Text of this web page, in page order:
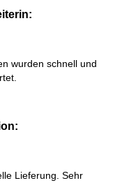
wurden schnell und
Lieferung. Sehr